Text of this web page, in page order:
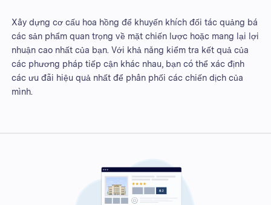
Xây dựng cơ cấu hoa hồng để khuyến khích đối tác quảng bá
các sản phẩm quan trọng về mặt chiến lược hoặc mang lại lợi
nhuận cao nhất của bạn. Với khả năng kiểm tra kết quả của
các phương pháp tiếp cận khác nhau, bạn có thể xác định
các ưu đãi hiệu quả nhất để phân phối các chiến dịch của
mình.